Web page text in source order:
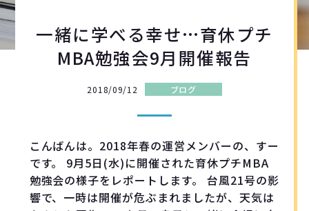
一緒に学べる幸せ…育休プチ
MBA勉強会9月開催報告
2018/09/12 ブログ
こんばんは。2018年春の運営メンバーの、すー
です。 9月5日(水)に開催された育休プチMBA
勉強会の様子をレポートします。 台風21号の影
響で、一時は開催が危ぶまれましたが、天気は